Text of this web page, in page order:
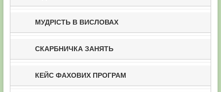
МУДРІСТЬ В ВИСЛОВАХ
СКАРБНИЧКА ЗАНЯТЬ
КЕЙС ФАХОВИХ ПРОГРАМ